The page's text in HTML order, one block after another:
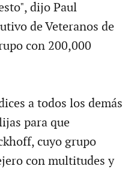
dijo Paul
de Veteranos de
con 200,000
a todos los demás
para que
cuyo grupo
con multitudes y